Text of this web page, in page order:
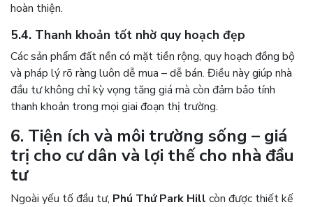
hoàn thiện.
5.4. Thanh khoản tốt nhờ quy hoạch đẹp
Các sản phẩm đất nền có mặt tiền rộng, quy hoạch đồng bộ
và pháp lý rõ ràng luôn dễ mua – dễ bán. Điều này giúp nhà
đầu tư không chỉ kỳ vọng tăng giá mà còn đảm bảo tính
thanh khoản trong mọi giai đoạn thị trường.
6. Tiện ích và môi trường sống – giá
trị cho cư dân và lợi thế cho nhà đầu
tư
Ngoài yếu tố đầu tư, Phú Thứ Park Hill còn được thiết kế